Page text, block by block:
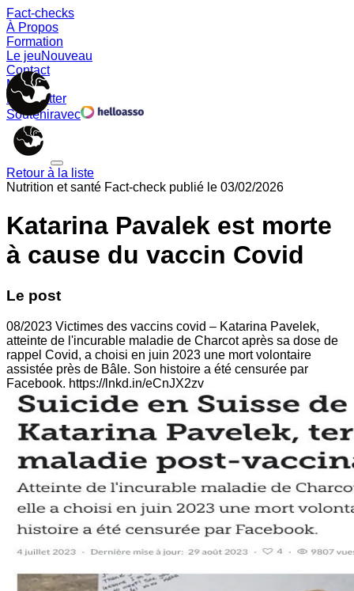
Fact-checks
À Propos
Formation
Le jeuNouveau
Contact
Memes
Newsletter
Souteniravec
Retour à la liste
Nutrition et santé Fact-check publié le 03/02/2026
Katarina Pavalek est morte
à cause du vaccin Covid
Le post
08/2023 Victimes des vaccins covid – Katarina Pavelek,
atteinte de l'incurable maladie de Charcot après sa dose de
rappel Covid, a choisi en juin 2023 une mort volontaire
assistée près de Bâle. Son histoire a été censurée par
Facebook. https://lnkd.in/eCnJX2zv